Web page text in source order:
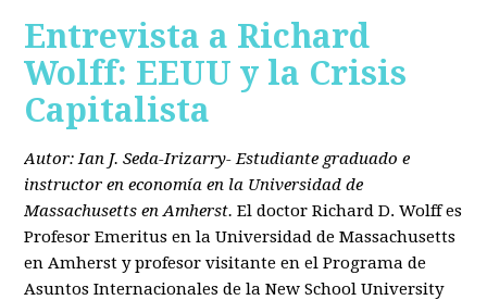
Entrevista a Richard
Wolff: EEUU y la Crisis
Capitalista
Autor: Ian J. Seda-Irizarry- Estudiante graduado e
instructor en economía en la Universidad de
Massachusetts en Amherst. El doctor Richard D. Wolff es
Profesor Emeritus en la Universidad de Massachusetts
en Amherst y profesor visitante en el Programa de
Asuntos Internacionales de la New School University